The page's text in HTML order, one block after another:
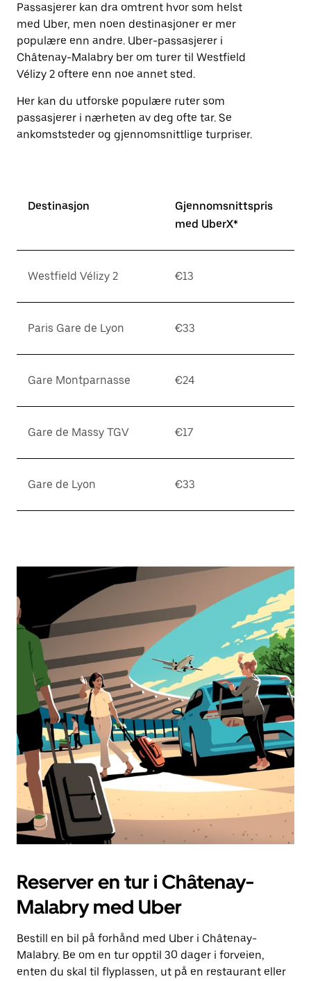
Passasjerer kan dra omtrent hvor som helst
med Uber, men noen destinasjoner er mer
populære enn andre. Uber-passasjerer i
Châtenay-Malabry ber om turer til Westfield
Vélizy 2 oftere enn noe annet sted.
Her kan du utforske populære ruter som
passasjerer i nærheten av deg ofte tar. Se
ankomststeder og gjennomsnittlige turpriser.
Destinasjon
Gjennomsnittspris
med UberX*
Westfield Vélizy 2 €13
Paris Gare de Lyon €33
Gare Montparnasse €24
Gare de Massy TGV €17
Gare de Lyon €33
Reserver en tur i Châtenay-
Malabry med Uber
Bestill en bil på forhånd med Uber i Châtenay-
Malabry. Be om en tur opptil 30 dager i forveien,
enten du skal til flyplassen, ut på en restaurant eller